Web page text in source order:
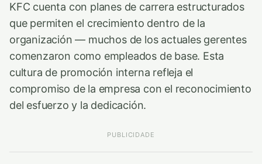
KFC cuenta con planes de carrera estructurados
que permiten el crecimiento dentro de la
organización — muchos de los actuales gerentes
comenzaron como empleados de base. Esta
cultura de promoción interna refleja el
compromiso de la empresa con el reconocimiento
del esfuerzo y la dedicación.
PUBLICIDADE